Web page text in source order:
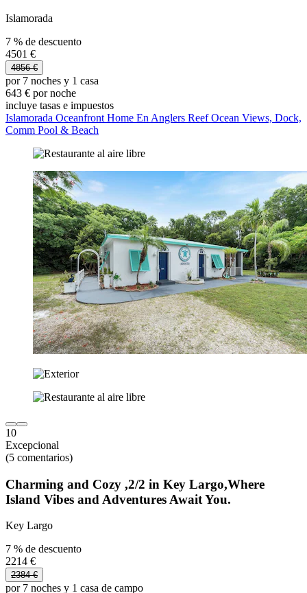
Islamorada
7 % de descuento
4501 €
4856 €
por 7 noches y 1 casa
643 € por noche
incluye tasas e impuestos
Islamorada Oceanfront Home En Anglers Reef Ocean Views, Dock,
Comm Pool & Beach
10
Excepcional
(5 comentarios)
Charming and Cozy ,2/2 in Key Largo,Where
Island Vibes and Adventures Await You.
Key Largo
7 % de descuento
2214 €
2384 €
por 7 noches y 1 casa de campo